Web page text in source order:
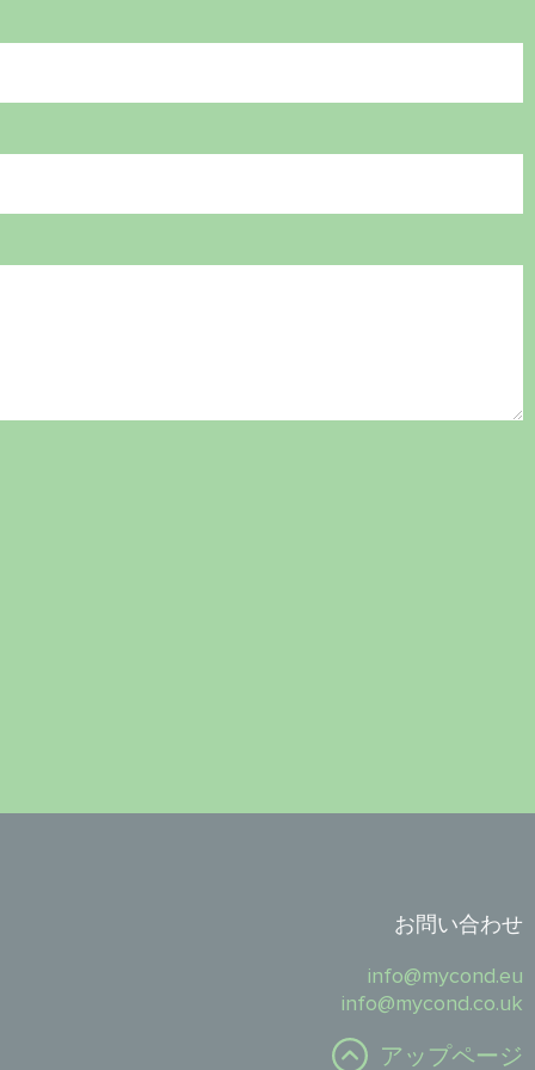
お問い合わせ
info@mycond.eu
info@mycond.co.uk
アップページ